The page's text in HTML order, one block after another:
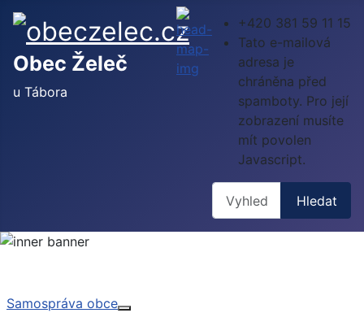
Obec Želeč
u Tábora
+420 381 59 11 15
Tato e-mailová
adresa je
chráněna před
spamboty. Pro její
zobrazení musíte
mít povolen
Javascript.
Hledat
Samospráva obce